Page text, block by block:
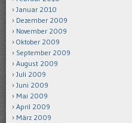
Januar 2010
Dezember 2009
November 2009
Oktober 2009
September 2009
August 2009
Juli 2009
Juni 2009
Mai 2009
April 2009
März 2009